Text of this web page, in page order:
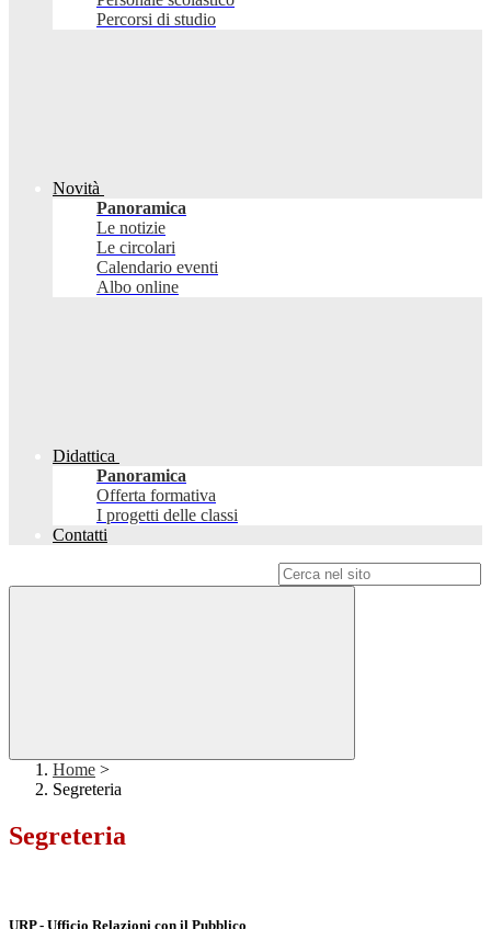
Percorsi di studio
Novità
Panoramica
Le notizie
Le circolari
Calendario eventi
Albo online
Didattica
Panoramica
Offerta formativa
I progetti delle classi
Contatti
Home >
Segreteria
Segreteria
URP - Ufficio Relazioni con il Pubblico